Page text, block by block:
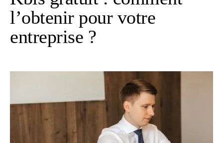
l’obtenir pour votre
entreprise ?